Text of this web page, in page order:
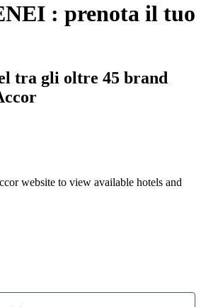
: prenota il tuo
tra gli oltre 45 brand
website to view available hotels and